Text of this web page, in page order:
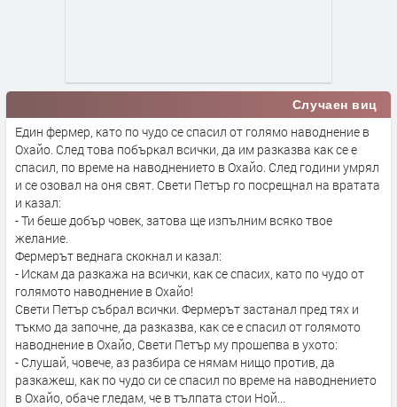
Случаен виц
Един фермер, като по чудо се спасил от голямо наводнение в
Охайо. След това побъркал всички, да им разказва как се е
спасил, по време на наводнението в Охайо. След години умрял
и се озовал на оня свят. Свети Петър го посрещнал на вратата
и казал:
- Ти беше добър човек, затова ще изпълним всяко твое
желание.
Фермерът веднага скокнал и казал:
- Искам да разкажа на всички, как се спасих, като по чудо от
голямото наводнение в Охайо!
Свети Петър събрал всички. Фермерът застанал пред тях и
тъкмо да започне, да разказва, как се е спасил от голямото
наводнение в Охайо, Свети Петър му прошепва в ухото:
- Слушай, човече, аз разбира се нямам нищо против, да
разкажеш, как по чудо си се спасил по време на наводнението
в Охайо, обаче гледам, че в тълпата стои Ной...